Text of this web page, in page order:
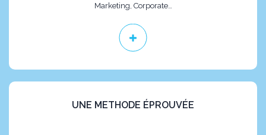
Marketing, Corporate…
UNE METHODE ÉPROUVÉE